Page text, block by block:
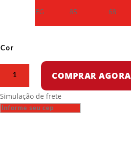
EG
85 68
Cor
Mamas
Dont
COMPRAR AGORA
Simulação de frete